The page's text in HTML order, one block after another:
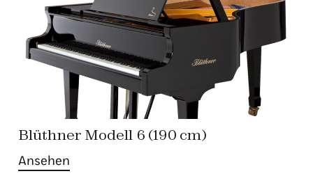
Blüthner Modell 6 (190 cm)
Ansehen